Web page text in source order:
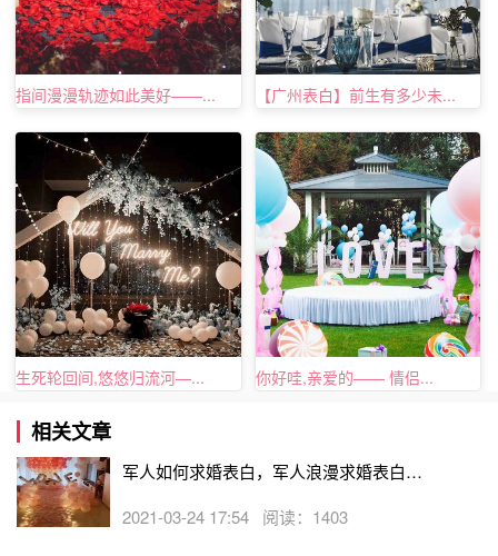
“你曾经问我，有没有一种付出，值得我倾尽一生?有没有一
种眷恋，能使我倾注激情?有没有一个身影，足够我倾吐全
心?我想说，为了一个人，甚至为了一场梦，我就能抛却一
切，只因那个人是如此刻骨铭心，而一圈圈漾开的年轮在风
花雪月的轻狂后警示我那个人就是你，我这个身边的精灵。
曾经沧海难为水，除却巫山不是云，我已经走过了朝秦暮楚
的青春，如今只愿守候你，静静地品一品你这杯青茗。希望
你嫁给我，将来做我孩子的母亲。”
都说人生总会有雨天和晴天的时候，但是也总会有雨过天晴
指间漫漫轨迹如此美好——... 【广州表白】前生有多少未...
生死轮回间,悠悠归流河—... 你好哇,亲爱的—— 情侣...
相关文章
军人如何求婚表白，军人浪漫求婚表白方
2021-03-24 17:54 阅读：1403